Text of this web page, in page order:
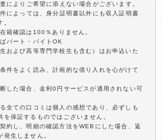
よりご希望に添えない場合がございます。
によっては、身分証明書以外にも収入証明書
。
籍確認は100％ありません。
パート・バイトOK
および高等専門学校生も含む）はお申込いた
件をよく読み、計画的な借り入れを心がけて
した場合、金利0円サービスが適用されない可
全ての口コミは個人の感想であり、必ずしも
保証するものではございません。
約し、明細の確認方法をWEBにした場合、返
生しません。